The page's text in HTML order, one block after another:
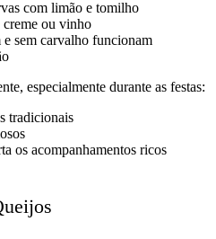
com limão e tomilho
creme ou vinho
sem carvalho funcionam
especialmente durante as festas:
tradicionais
os acompanhamentos ricos